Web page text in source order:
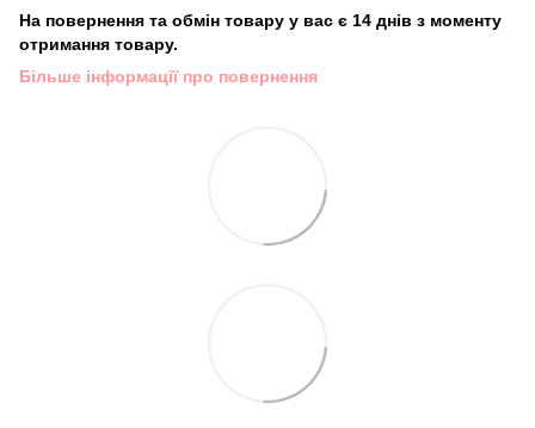
На повернення та обмін товару у вас є 14 днів з моменту
отримання товару.
Більше інформації про повернення